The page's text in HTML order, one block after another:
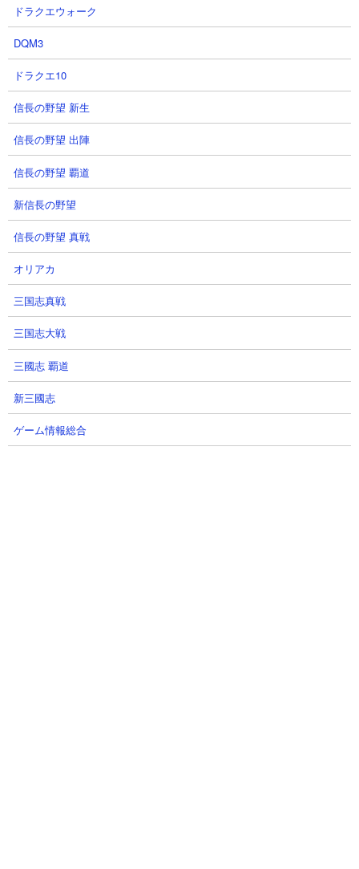
５．眠りたての愛 近衛兵や重機CATを使った攻略
【出撃メンバー】
【攻略概要】
「にゃんこ大戦争攻略ちゃんねる」さんの攻略動画です。ノーア
ゅう、近衛兵、エクスプレス、漂流記、重機CAT、ウォッシュ、
ドラクエウォーク
DQM3
ドラクエ10
信長の野望 新生
信長の野望 出陣
信長の野望 覇道
新信長の野望
信長の野望 真戦
オリアカ
三国志真戦
三国志大戦
三國志 覇道
新三國志
ゲーム情報総合